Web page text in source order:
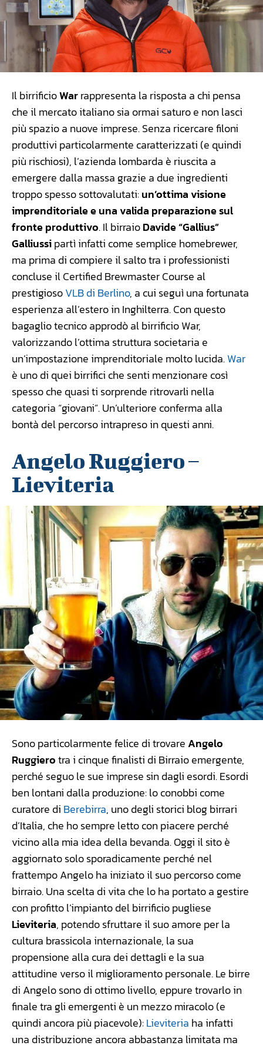
Il birrificioWarrappresenta la risposta a chi pensa
che il mercato italiano sia ormai saturo e non lasci
più spazio a nuove imprese. Senza ricercare filoni
produttivi particolarmente caratterizzati (e quindi
più rischiosi), l’azienda lombarda è riuscita a
emergere dalla massa grazie a due ingredienti
troppo spesso sottovalutati:un’ottima visione
imprenditoriale e una valida preparazione sul
fronte produttivo. Il birraioDavide “Gallius”
Galliussipartì infatti come semplice homebrewer,
ma prima di compiere il salto tra i professionisti
concluse il Certified Brewmaster Course al
prestigiosoVLB di Berlino, a cui seguì una fortunata
esperienza all’estero in Inghilterra. Con questo
bagaglio tecnico approdò al birrificio War,
valorizzando l’ottima struttura societaria e
un’impostazione imprenditoriale molto lucida.War
è uno di quei birrifici che senti menzionare così
spesso che quasi ti sorprende ritrovarli nella
categoria “giovani”. Un’ulteriore conferma alla
bontà del percorso intrapreso in questi anni.
Angelo Ruggiero –
Lieviteria
Sono particolarmente felice di trovareAngelo
Ruggierotra i cinque finalisti di Birraio emergente,
perché seguo le sue imprese sin dagli esordi. Esordi
ben lontani dalla produzione: lo conobbi come
curatore di Berebirra, uno degli storici blog birrari
d’Italia, che ho sempre letto con piacere perché
vicino alla mia idea della bevanda. Oggi il sito è
aggiornato solo sporadicamente perché nel
frattempo Angelo ha iniziato il suo percorso come
birraio. Una scelta di vita che lo ha portato a gestire
con profitto l’impianto del birrificio pugliese
Lieviteria, potendo sfruttare il suo amore per la
cultura brassicola internazionale, la sua
propensione alla cura dei dettagli e la sua
attitudine verso il miglioramento personale. Le birre
di Angelo sono di ottimo livello, eppure trovarlo in
finale tra gli emergenti è un mezzo miracolo (e
quindi ancora più piacevole):Lieviteria ha infatti
una distribuzione ancora abbastanza limitata ma